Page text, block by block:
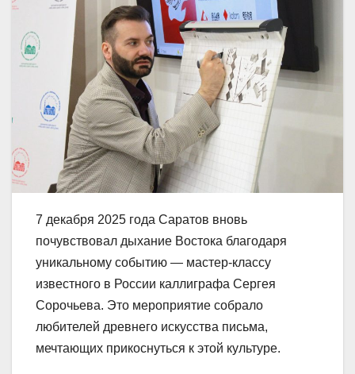
7 декабря 2025 года Саратов вновь
почувствовал дыхание Востока благодаря
уникальному событию — мастер-классу
известного в России каллиграфа Сергея
Сорочьева. Это мероприятие собрало
любителей древнего искусства письма,
мечтающих прикоснуться к этой культуре.